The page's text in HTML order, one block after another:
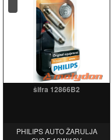
šifra 12866B2
PHILIPS AUTO ŽARULJA